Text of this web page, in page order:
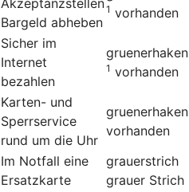
Bargeld abheben
1 vorhanden
Sicher im
Internet
bezahlen
gruenerhaken
1 vorhanden
Karten- und
Sperrservice
rund um die Uhr
gruenerhaken
vorhanden
Im Notfall eine
Ersatzkarte
grauerstrich
grauer Strich